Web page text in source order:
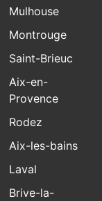
Mulhouse
Montrouge
Saint-Brieuc
Aix-en-
Provence
Rodez
Aix-les-bains
Laval
Brive-la-